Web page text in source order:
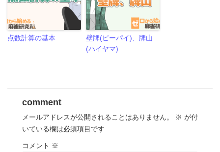
点数計算の基本
壁牌(ピーパイ)、牌山
(ハイヤマ)
comment
メールアドレスが公開されることはありません。 ※ が付
いている欄は必須項目です
コメント ※